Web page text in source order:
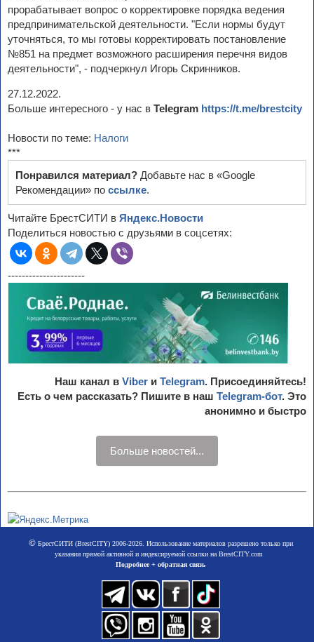
прорабатывает вопрос о корректировке порядка ведения
предпринимательской деятельности. "Если нормы будут
уточняться, то мы готовы корректировать постановление
№851 на предмет возможного расширения перечня видов
деятельности", - подчеркнул Игорь Скринников.
27.12.2022.
Больше интересного - у нас в Telegram https://t.me/brestcity
Новости по теме: Налоги
***
Понравился материал? Добавьте нас в «Google
Рекомендации» по ссылке.
Читайте БрестСИТИ в Яндекс.Новости
Поделиться новостью с друзьями в соцсетях:
----------------------
Наш канал в Viber и Telegram. Присоединяйтесь!
Есть о чем рассказать? Пишите в наш Telegram-бот. Это
анонимно и быстро
Больше новостей...
©БрестСИТИ (BrestCITY) 2006-2026. Использование материалов разрешено только при
указании прямой активной и индексируемой ссылки на BrestCITY.com
Подробнее + обратная связь